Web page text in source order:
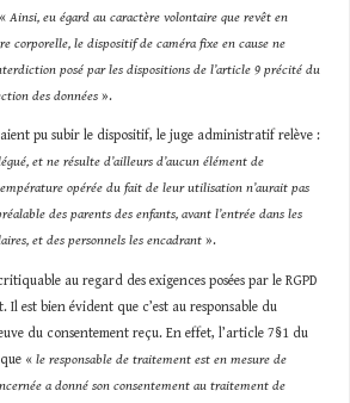
Ainsi, eu égard au caractère volontaire que revêt en
corporelle, le dispositif de caméra fixe en cause ne
posé par les dispositions de l’article 9 précité du
des données».
pu subir le dispositif, le juge administratif relève :
et ne résulte d’ailleurs d’aucun élément de
opérée du fait de leur utilisation n’aurait pas
des parents des enfants, avant l’entrée dans les
et des personnels les encadrant».
au regard des exigences posées par le RGPD
Il est bien évident que c’est au responsable du
du consentement reçu. En effet, l’article 7§1 du
« le responsable de traitement est en mesure de
a donné son consentement au traitement de